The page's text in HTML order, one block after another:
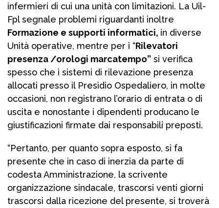
infermieri di cui una unità con limitazioni. La Uil-
Fpl segnale problemi riguardanti inoltre
Formazione e supporti informatici, in diverse
Unità operative, mentre per i “Rilevatori
presenza /orologi marcatempo” si verifica
spesso che i sistemi di rilevazione presenza
allocati presso il Presidio Ospedaliero, in molte
occasioni, non registrano l’orario di entrata o di
uscita e nonostante i dipendenti producano le
giustificazioni firmate dai responsabili preposti.
“Pertanto, per quanto sopra esposto, si fa
presente che in caso di inerzia da parte di
codesta Amministrazione, la scrivente
organizzazione sindacale, trascorsi venti giorni
trascorsi dalla ricezione del presente, si troverà